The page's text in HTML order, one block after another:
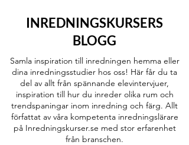
INREDNINGSKURSERS
BLOGG
Samla inspiration till inredningen hemma eller
dina inredningsstudier hos oss! Här får du ta
del av allt från spännande elevintervjuer,
inspiration till hur du inreder olika rum och
trendspaningar inom inredning och färg. Allt
författat av våra kompetenta inredningslärare
på Inredningskurser.se med stor erfarenhet
från branschen.